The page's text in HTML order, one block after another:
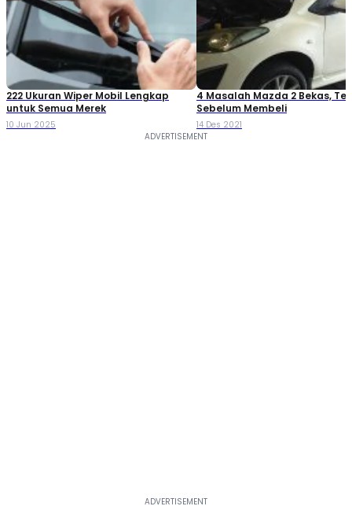
222 Ukuran Wiper Mobil Lengkap
untuk Semua Merek
10 Jun 2025
4 Masalah Mazda 2 Bekas,
Sebelum Membeli
14 Des 2021